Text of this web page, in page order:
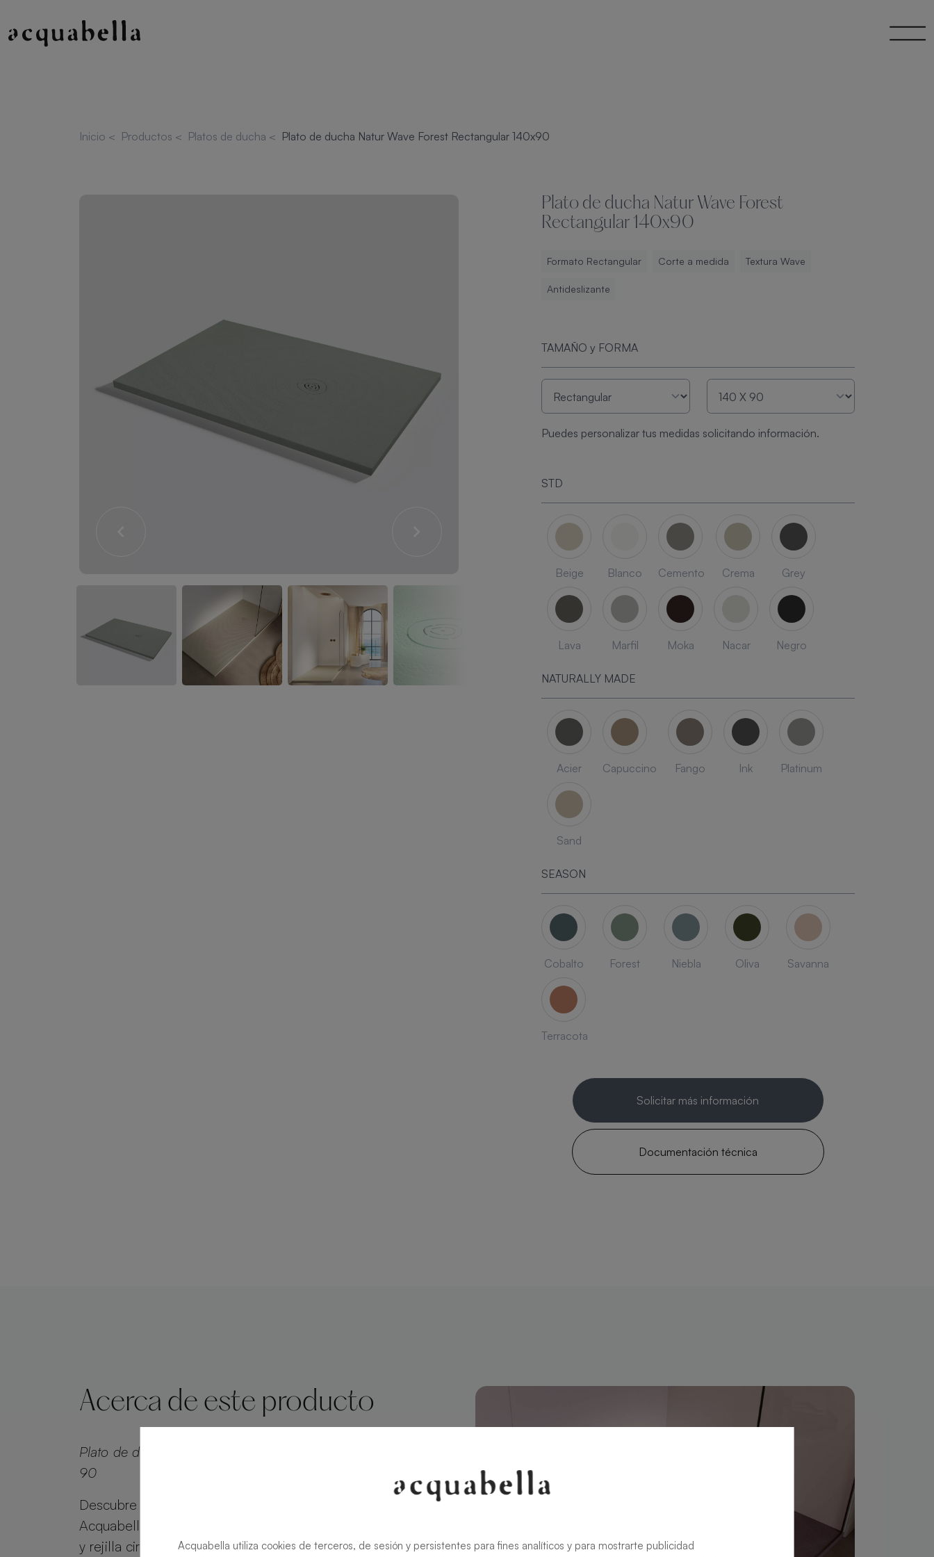
Inicio < Productos < Platos de ducha < Plato de ducha Natur Wave Forest Rectangular 140x90
Plato de ducha Natur Wave Forest
Rectangular 140x90
Formato Rectangular Corte a medida Textura Wave
Antideslizante
TAMAÑO y FORMA
Puedes personalizar tus medidas solicitando información.
STD
Beige Blanco Cemento Crema Grey
Lava Marfil Moka Nacar Negro
NATURALLY MADE
Acier Capuccino Fango Ink Platinum
Sand
SEASON
Cobalto Forest Niebla Oliva Savanna
Terracota
Solicitar más información
Documentación técnica
Acerca de este producto
Plato de ducha Natur Wave Forest Rectangular 140 X
90
Descubre el plato de ducha Natur Wave de
Acquabella. Con su textura única de anillos rugosos
y rejilla circular irregular, ofrece diseño diferencial y
Acquabella utiliza cookies de terceros, de sesión y persistentes para fines analíticos y para mostrarte publicidad